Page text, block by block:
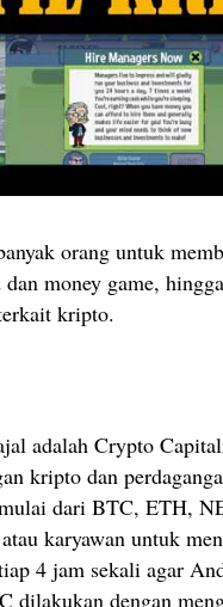
orang untuk
money game,
kripto.
adalah Crypto
kripto dan
dari BTC, ETH,
karyawan untuk
4 jam sekali agar
dilakukan dengan